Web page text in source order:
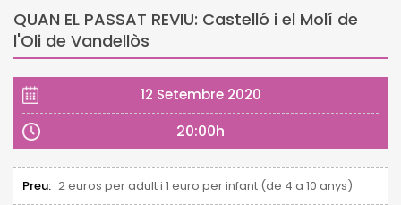
QUAN EL PASSAT REVIU: Castelló i el Molí de
l'Oli de Vandellòs
12 Setembre 2020
20:00h
Preu: 2 euros per adult i 1 euro per infant (de 4 a 10 anys)